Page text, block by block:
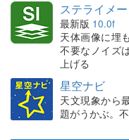
ステライメ
最新版 10.0f
天体画像に埋
不要なノイズ
上げる
星空ナビ
天文現象から
題がうかぶ。